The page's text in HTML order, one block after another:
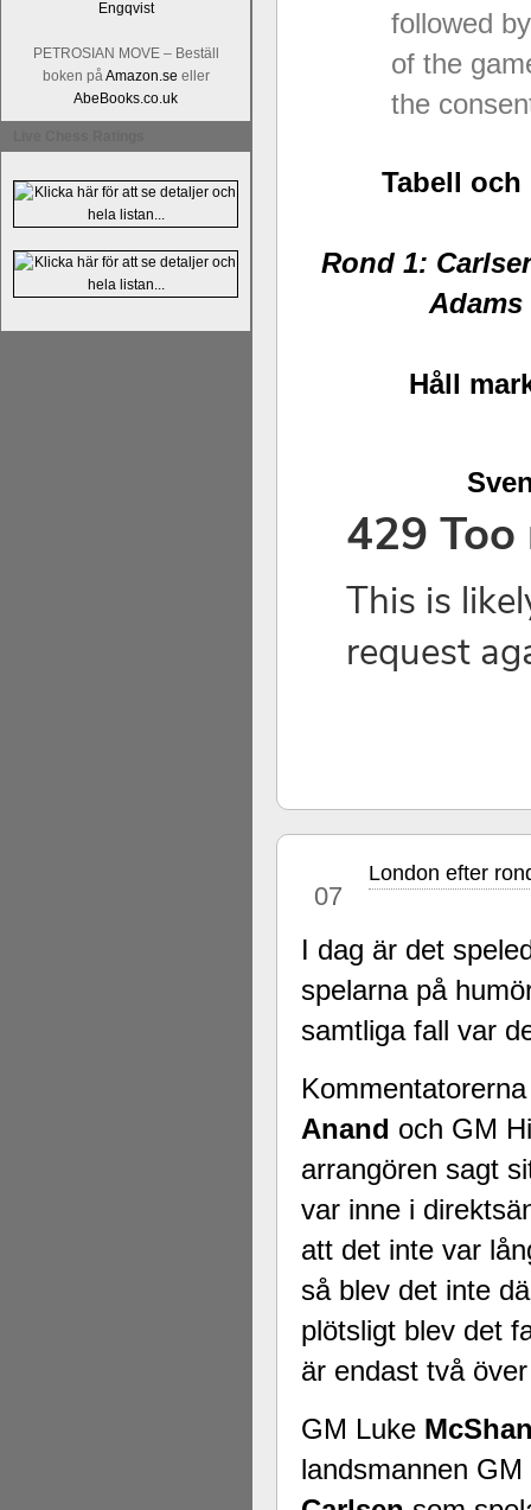
PETROSIAN MOVE – Beställ
boken påAmazon.se eller
AbeBooks.co.uk
followed
of the
the
Tabell
Rond 1:
Adams
Håll
07
London efter
I dag är det
spelarna på
samtliga fall var
Anand och GM
arrangören sagt
var inne i
att det inte var
så blev det inte
plötsligt blev det
är endast två
GM Luke
landsmannen